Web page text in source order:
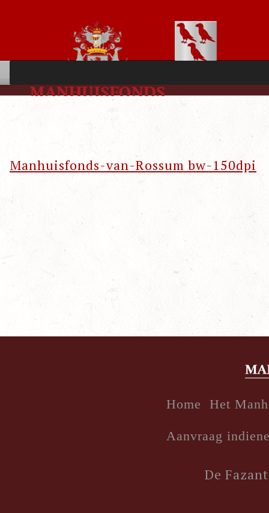
Manhuisfonds-van-Rossum bw-150dpi
Home Het
Aanvraag
De